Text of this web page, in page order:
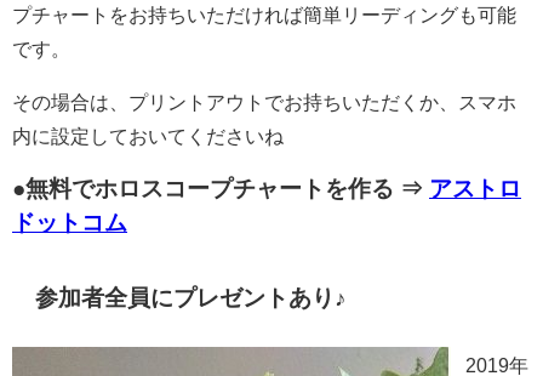
プチャートをお持ちいただければ簡単リーディングも可能
です。
その場合は、プリントアウトでお持ちいただくか、スマホ
内に設定しておいてくださいね
●無料でホロスコープチャートを作る ⇒ アストロ
ドットコム
参加者全員にプレゼントあり♪
2019年